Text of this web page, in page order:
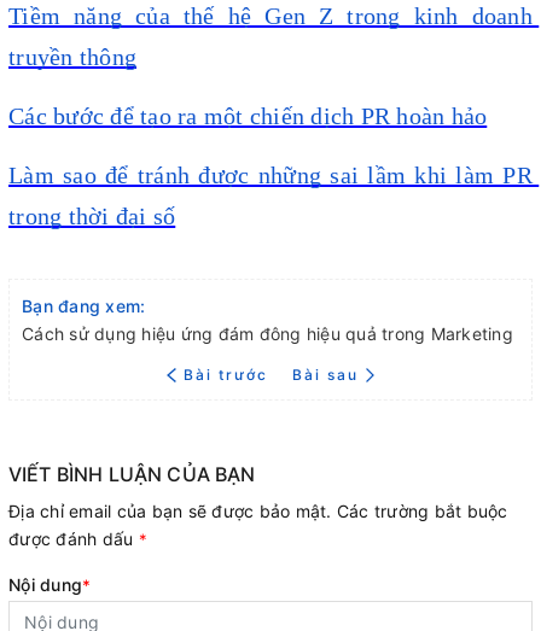
Tiềm năng của thế hệ Gen Z trong kinh doanh
truyền thông
Các bước để tạo ra một chiến dịch PR hoàn hảo
Làm sao để tránh được những sai lầm khi làm PR
trong thời đại số
Bạn đang xem:
Cách sử dụng hiệu ứng đám đông hiệu quả trong Marketing
Bài trước Bài sau
VIẾT BÌNH LUẬN CỦA BẠN
Địa chỉ email của bạn sẽ được bảo mật. Các trường bắt buộc
được đánh dấu *
Nội dung*